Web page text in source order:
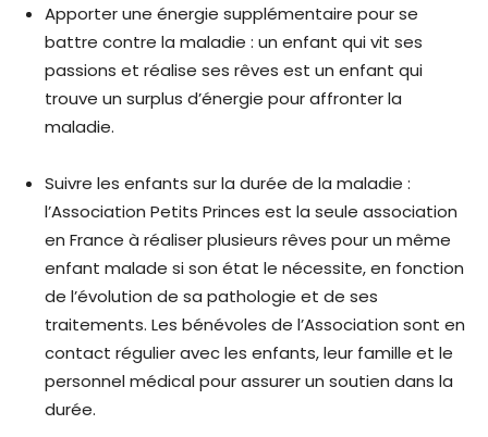
Apporter une énergie supplémentaire pour se
battre contre la maladie : un enfant qui vit ses
passions et réalise ses rêves est un enfant qui
trouve un surplus d’énergie pour affronter la
maladie.
Suivre les enfants sur la durée de la maladie :
l’Association Petits Princes est la seule association
en France à réaliser plusieurs rêves pour un même
enfant malade si son état le nécessite, en fonction
de l’évolution de sa pathologie et de ses
traitements. Les bénévoles de l’Association sont en
contact régulier avec les enfants, leur famille et le
personnel médical pour assurer un soutien dans la
durée.